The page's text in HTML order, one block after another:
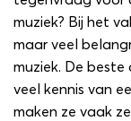
muziek? Bij het
maar veel
muziek. De beste
veel kennis van
maken ze vaak